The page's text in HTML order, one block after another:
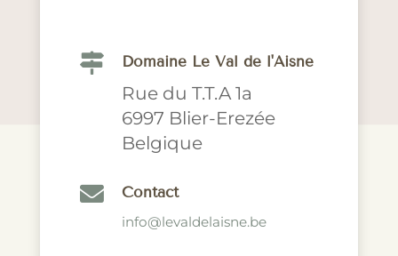
 Domaine Le Val de l'Aisne
Rue du T.T.A 1a
6997 Blier-Erezée
Belgique
 Contact
info@levaldelaisne.be